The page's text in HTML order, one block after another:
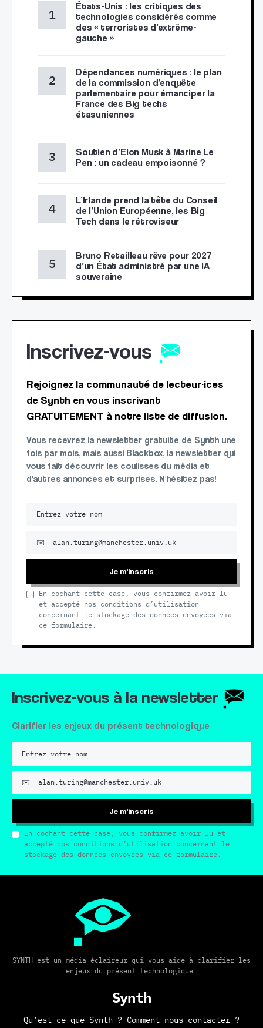
États-Unis : les critiques des
technologies considérés comme
des « terroristes d’extrême-
gauche »
Dépendances numériques : le plan
de la commission d’enquête
parlementaire pour émanciper la
France des Big techs
étasuniennes
Soutien d’Elon Musk à Marine Le
Pen : un cadeau empoisonné ?
L’Irlande prend la tête du Conseil
de l’Union Européenne, les Big
Tech dans le rétroviseur
Bruno Retailleau rêve pour 2027
d’un État administré par une IA
souveraine
Inscrivez-vous
Rejoignez la communauté de lecteur·ices
de Synth en vous inscrivant
GRATUITEMENT à notre liste de diffusion.
Vous recevrez la newsletter gratuite de Synth une
fois par mois, mais aussi Blackbox, la newsletter qui
vous fait découvrir les coulisses du média et
d'autres annonces et surprises. N'hésitez pas!
Je m'inscris
En cochant cette case, vous confirmez avoir lu
et accepté nos conditions d’utilisation
concernant le stockage des données envoyées via
ce formulaire.
Inscrivez-vous à la newsletter
Clarifier les enjeux du présent technologique
Je m'inscris
En cochant cette case, vous confirmez avoir lu et
accepté nos conditions d’utilisation concernant le
stockage des données envoyées via ce formulaire.
SYNTH est un média éclaireur qui vous aide à clarifier les
enjeux du présent technologique.
Synth
Qu’est ce que Synth ? Comment nous contacter ?